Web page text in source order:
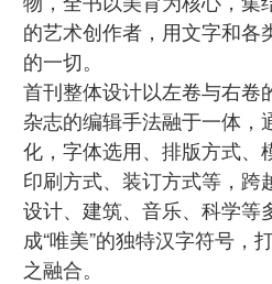
的艺术创作者，用文字和各
的一切。
首刊整体设计以左卷与右卷
杂志的编辑手法融于一体，
化，字体选用、排版方式、
印刷方式、装订方式等，跨
设计、建筑、音乐、科学等
成“唯美”的独特汉字符号，
之融合。